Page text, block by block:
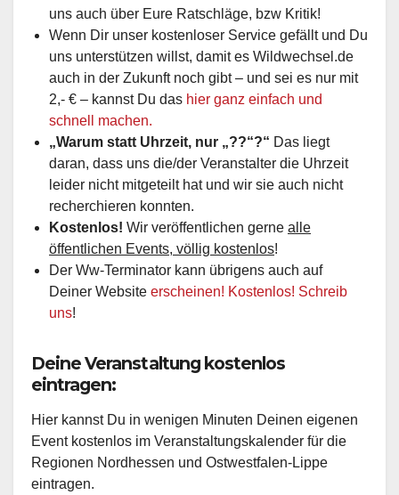
uns auch über Eure Ratschläge, bzw Kritik!
Wenn Dir unser kostenloser Service gefällt und Du
uns unterstützen willst, damit es Wildwechsel.de
auch in der Zukunft noch gibt – und sei es nur mit
2,- € – kannst Du das hier ganz einfach und
schnell machen.
„Warum statt Uhrzeit, nur „??“?“ Das liegt
daran, dass uns die/der Veranstalter die Uhrzeit
leider nicht mitgeteilt hat und wir sie auch nicht
recherchieren konnten.
Kostenlos! Wir veröffentlichen gerne alle
öffentlichen Events, völlig kostenlos!
Der Ww-Terminator kann übrigens auch auf
Deiner Website erscheinen! Kostenlos! Schreib
uns!
Deine Veranstaltung kostenlos
eintragen:
Hier kannst Du in wenigen Minuten Deinen eigenen
Event kostenlos im Veranstaltungskalender für die
Regionen Nordhessen und Ostwestfalen-Lippe
eintragen.